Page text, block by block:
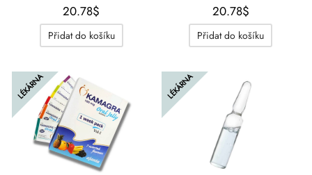
20.78$
Přidat do košíku
20.78$
Přidat do košíku
LÉKÁRNA LÉKÁRNA